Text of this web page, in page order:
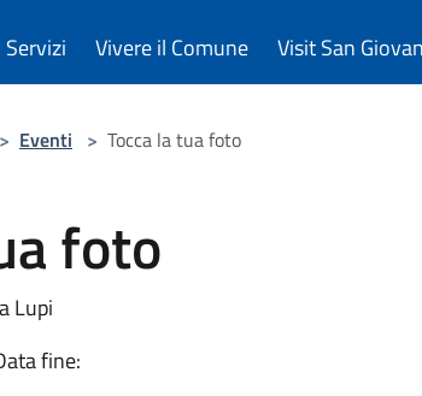
Servizi Vivere il Comune Visit San
> Eventi > Tocca la tua foto
foto
Lupi
fine: